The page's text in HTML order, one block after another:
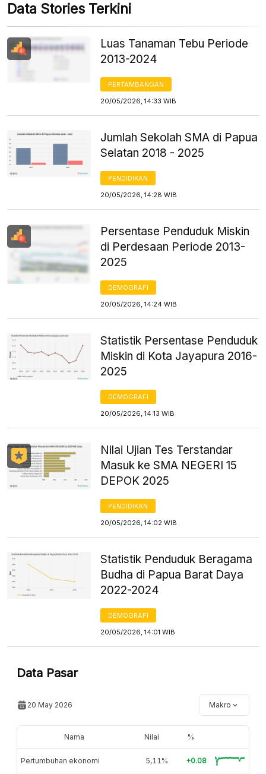
Data Stories Terkini
Luas Tanaman Tebu Periode
2013-2024
PERTAMBANGAN
20/05/2026, 14:33 WIB
Jumlah Sekolah SMA di Papua
Selatan 2018 - 2025
PENDIDIKAN
20/05/2026, 14:28 WIB
Persentase Penduduk Miskin
di Perdesaan Periode 2013-
2025
DEMOGRAFI
20/05/2026, 14:24 WIB
Statistik Persentase Penduduk
Miskin di Kota Jayapura 2016-
2025
DEMOGRAFI
20/05/2026, 14:13 WIB
Nilai Ujian Tes Terstandar
Masuk ke SMA NEGERI 15
DEPOK 2025
PENDIDIKAN
20/05/2026, 14:02 WIB
Statistik Penduduk Beragama
Budha di Papua Barat Daya
2022-2024
DEMOGRAFI
20/05/2026, 14:01 WIB
Data Pasar
20 May 2026 Makro
Nama Nilai %
Pertumbuhan ekonomi 5,11% +0.08